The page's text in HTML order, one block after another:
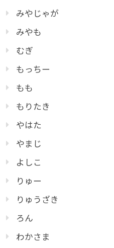
みやじゃが
みやも
むぎ
もっちー
もも
もりたき
やはた
やまじ
よしこ
りゅー
りゅうざき
ろん
わかさま